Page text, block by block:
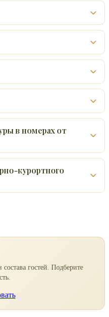
в номерах от
курортного
гостей. Подберите